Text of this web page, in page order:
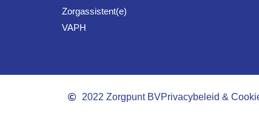
Zorgassistent(e)
VAPH
2022 Zorgpunt BVPrivacybeleid &